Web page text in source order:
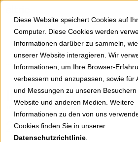
Diese Website speichert Cookies auf
Computer. Diese Cookies werden
Informationen darüber zu sammeln,
unserer Website interagieren. Wir
Informationen, um Ihre Browser-
verbessern und anzupassen, sowie für
und Messungen zu unseren
Website und anderen Medien. Weitere
Informationen zu den von uns
Cookies finden Sie in unserer
Datenschutzrichtlinie
Springe zu Hauptinhalt
0
Suchergebnisse
Ihre Suche nach
2 Treffer.